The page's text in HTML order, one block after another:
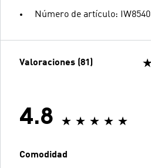
Número de artículo: IW8540
Valoraciones (81)
4.8
Comodidad